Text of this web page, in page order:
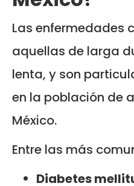
Las enfermedades
aquellas de larga
lenta, y son
en la población de
México.
Entre las más
Diabetes